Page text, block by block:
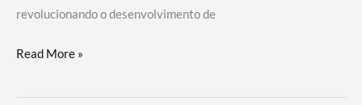
revolucionando o desenvolvimento de
Large
Models
Read More »